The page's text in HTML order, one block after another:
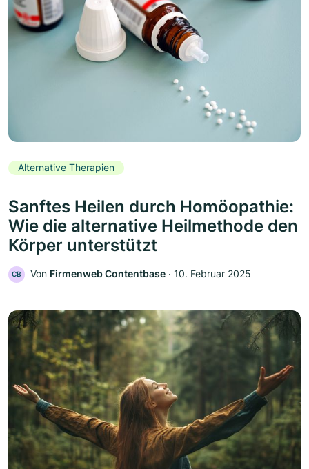
Alternative Therapien
Sanftes Heilen durch Homöopathie:
Wie die alternative Heilmethode den
Körper unterstützt
CB Von Firmenweb Contentbase ‧ 10. Februar 2025